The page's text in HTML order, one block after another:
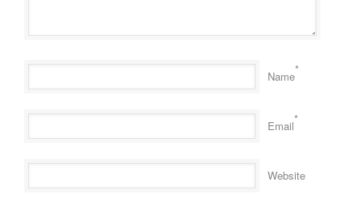
Name*
Email*
Website